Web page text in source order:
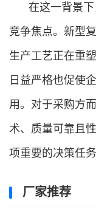
在这一背景
竞争焦点。新型
生产工艺正在重
日益严格也促使
用。对于采购方
术、质量可靠且
项重要的决策任务
厂家推荐